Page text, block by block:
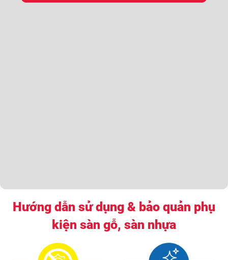
Hướng dẫn sử dụng & bảo quản phụ
kiện sàn gỗ, sàn nhựa